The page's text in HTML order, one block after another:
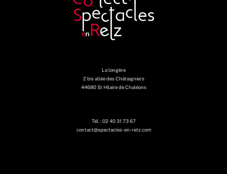
La longère
2 bis allée des Châtaigniers
44680 St Hilaire de Chaléons
Tél. : 02 40 31 73 67
contact@spectacles-en-retz.com